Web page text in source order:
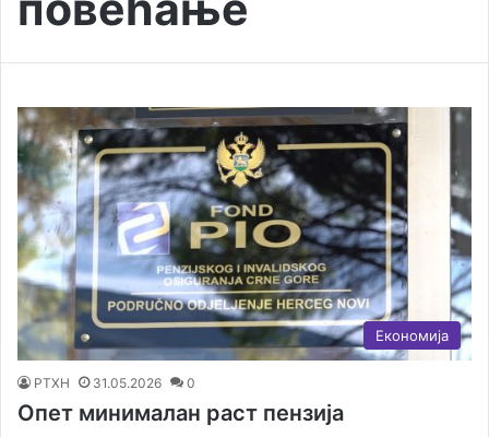
Економија
РТХН 31.05.2026 0
Опет минималан раст пензија